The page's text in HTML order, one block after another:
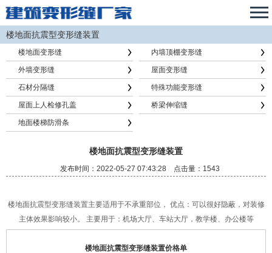
楼地面抗震型变形缝装置
楼地面变形缝 内墙顶棚变形缝
外墙变形缝 屋面变形缝
石材分隔缝 特殊功能变形缝
屋面上人检修孔盖 桥梁伸缩缝
地面楼梯防滑条
楼地面抗震型变形缝装置
发布时间：2022-05-27 07:43:28 点击量：1543
楼地面抗震型变形缝装置主要适用于不承重部位， 优点：可以很好隐蔽，对装修
主体效果影响较小。 主要用于：机场大厅、车站大厅，教学楼、办公楼等
楼地面抗震型变形缝装置价格单